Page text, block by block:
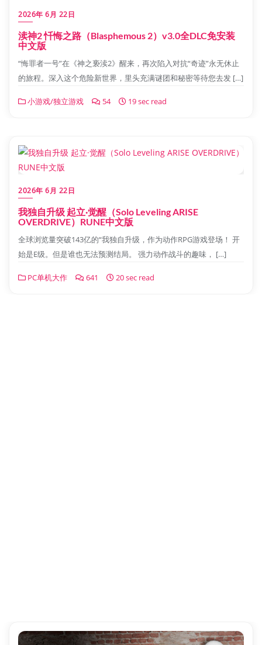
2026年 6月 22日
渎神2 忏悔之路（Blasphemous 2）v3.0全DLC免安装
中文版
“悔罪者一号”在《神之亵渎2》醒来，再次陷入对抗“奇迹”永无休止
的旅程。深入这个危险新世界，里头充满谜团和秘密等待您去发 […]
小游戏/独立游戏 54 19 sec read
2026年 6月 22日
我独自升级 起立·觉醒（Solo Leveling ARISE
OVERDRIVE）RUNE中文版
全球浏览量突破143亿的“我独自升级，作为动作RPG游戏登场！ 开
始是E级。但是谁也无法预测结局。 强力动作战斗的趣味， […]
PC单机大作 641 20 sec read